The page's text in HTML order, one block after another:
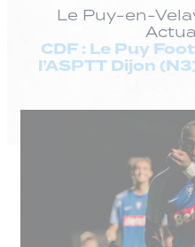
Le Puy-en-
CDF : Le Puy
l’ASPTT Dijon